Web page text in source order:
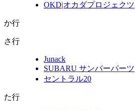
OKD|オカダプロジェクツ
か行
さ行
Junack
SUBARU サンバーパーツ
セントラル20
た行